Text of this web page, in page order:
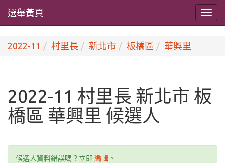
選舉黃頁
2022-11 村里長 新北市 板橋區 華興里
2022-11 村里長 新北市 板
橋區 華興里 候選人
候選人資料錯誤嗎？立即 編輯 。